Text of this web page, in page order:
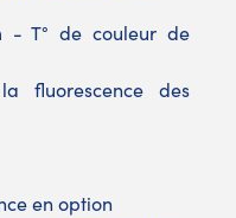
- T° de couleur de
fluorescence des
en option